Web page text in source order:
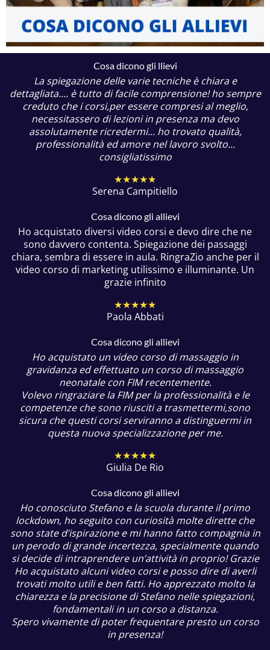
Cosa dicono gli llievi
La spiegazione delle varie tecniche è chiara e
dettagliata.... è tutto di facile comprensione! ho sempre
creduto che i corsi,per essere compresi al meglio,
necessitassero di lezioni in presenza ma devo
assolutamente ricredermi... ho trovato qualità,
professionalità ed amore nel lavoro svolto...
consigliatissimo
★★★★★
Serena Campitiello
Cosa dicono gli allievi
Ho acquistato diversi video corsi e devo dire che ne
sono davvero contenta. Spiegazione dei passaggi
chiara, sembra di essere in aula. RingraZio anche per il
video corso di marketing utilissimo e illuminante. Un
grazie infinito
★★★★★
Paola Abbati
Cosa dicono gli allievi
Ho acquistato un video corso di massaggio in
gravidanza ed effettuato un corso di massaggio
neonatale con FIM recentemente.
Volevo ringraziare la FIM per la professionalità e le
competenze che sono riusciti a trasmettermi,sono
sicura che questi corsi serviranno a distinguermi in
questa nuova specializzazione per me.
★★★★★
Giulia De Rio
Cosa dicono gli allievi
Ho conosciuto Stefano e la scuola durante il primo
lockdown, ho seguito con curiosità molte dirette che
sono state d’ispirazione e mi hanno fatto compagnia in
un perodo di grande incertezza, specialmente quando
si decide di intraprendere un’attività in proprio! Grazie
Ho acquistato alcuni video corsi e posso dire di averli
trovati molto utili e ben fatti. Ho apprezzato molto la
chiarezza e la precisione di Stefano nelle spiegazioni,
fondamentali in un corso a distanza.
Spero vivamente di poter frequentare presto un corso
in presenza!